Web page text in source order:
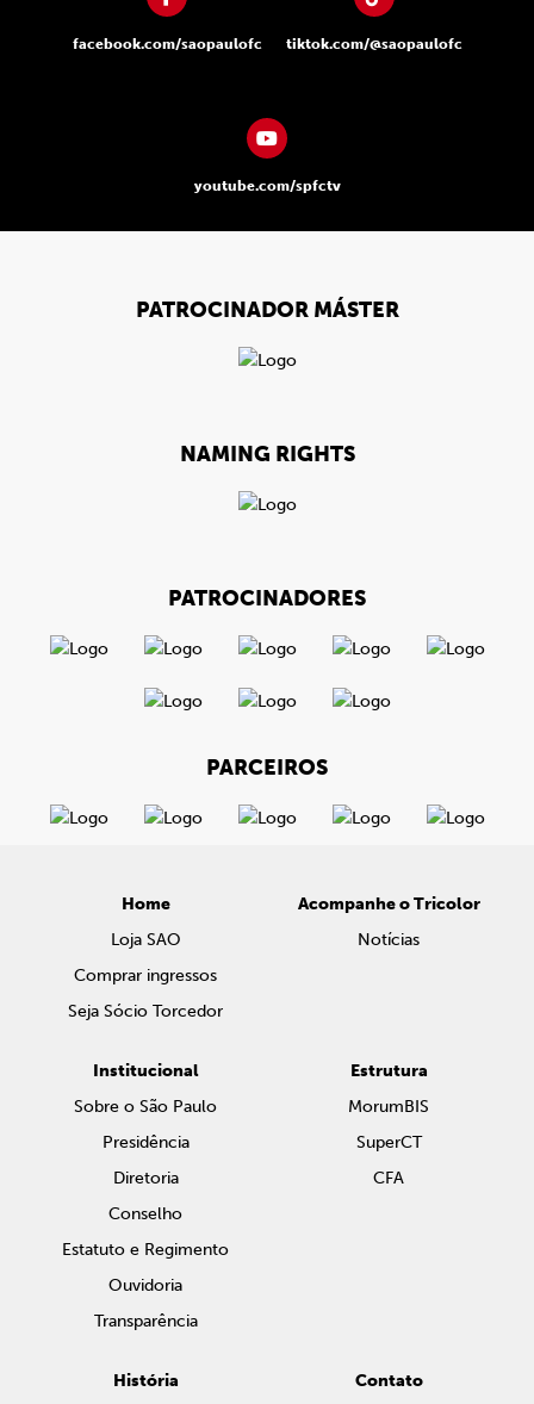
facebook.com/saopaulofc tiktok.com/@saopaulofc
youtube.com/spfctv
PATROCINADOR MÁSTER
NAMING RIGHTS
PATROCINADORES
PARCEIROS
Home
Loja SAO
Comprar ingressos
Seja Sócio Torcedor
Acompanhe o Tricolor
Notícias
Institucional
Sobre o São Paulo
Presidência
Diretoria
Conselho
Estatuto e Regimento
Ouvidoria
Transparência
Estrutura
MorumBIS
SuperCT
CFA
História Contato